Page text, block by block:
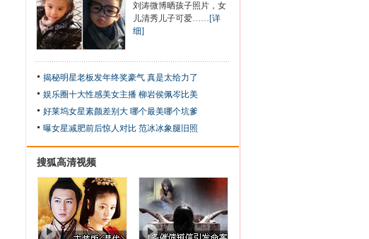
刘涛微博晒孩子照片，女
儿清秀儿子可爱……[详
细]
揭秘明星老板发年终奖豪气 真是太给力了
娱乐圈十大性感美女主播 柳岩侯佩岑比美
好莱坞女星素颜差别大 哪个最美哪个坑爹
曝女星减肥前后惊人对比 范冰冰象腿旧照
搜狐高清视频